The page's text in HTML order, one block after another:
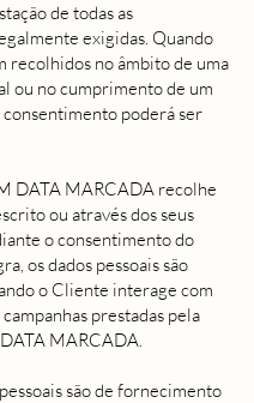
de todas as
exigidas. Quando
recolhidos no âmbito de uma
ou no cumprimento de um
poderá ser
DATA MARCADA recolhe
ou através dos seus
o consentimento do
os dados pessoais são
o Cliente interage com
prestadas pela
MARCADA.
são de fornecimento